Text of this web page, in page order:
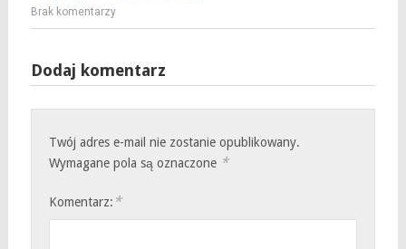
Brak komentarzy
Dodaj komentarz
Twój adres e-mail nie zostanie opublikowany.
Wymagane pola są oznaczone *
Komentarz: *